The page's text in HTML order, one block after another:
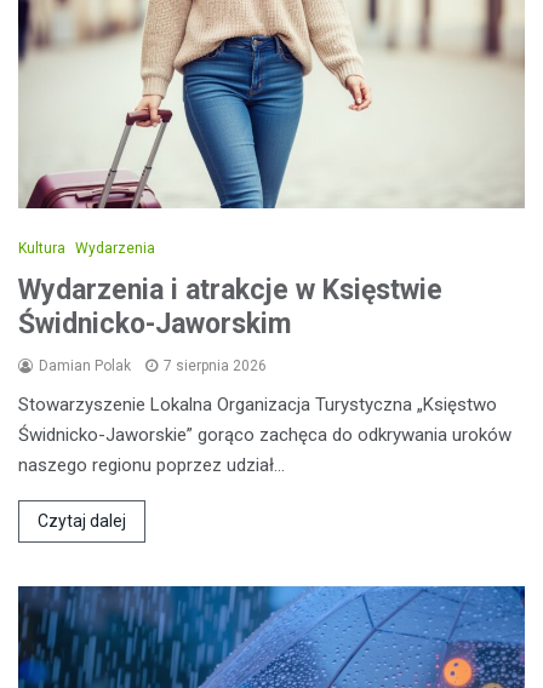
Kultura Wydarzenia
Wydarzenia i atrakcje w Księstwie
Świdnicko-Jaworskim
Damian Polak 7 sierpnia 2026
Stowarzyszenie Lokalna Organizacja Turystyczna „Księstwo
Świdnicko-Jaworskie” gorąco zachęca do odkrywania uroków
naszego regionu poprzez udział…
Czytaj dalej